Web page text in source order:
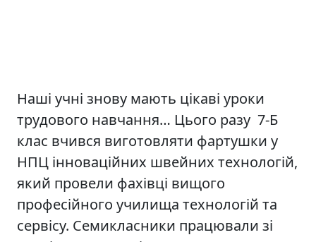
Наші учні знову мають цікаві уроки
трудового навчання… Цього разу 7-Б
клас вчився виготовляти фартушки у
НПЦ інноваційних швейних технологій,
який провели фахівці вищого
професійного училища технологій та
сервісу. Семикласники працювали зі